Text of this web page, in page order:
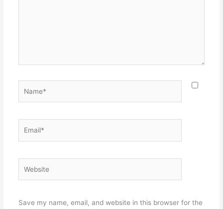
Save my name, email, and website in this browser for the